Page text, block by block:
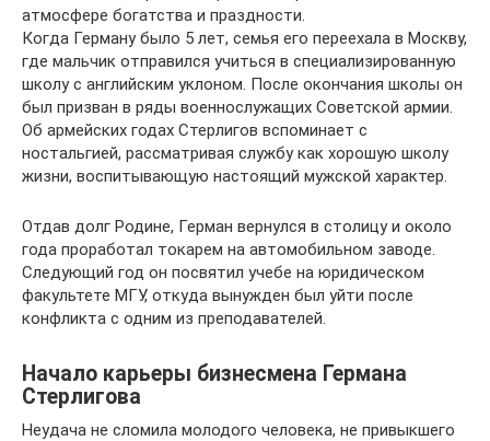
атмосфере богатства и праздности.
Когда Герману было 5 лет, семья его переехала в Москву,
где мальчик отправился учиться в специализированную
школу с английским уклоном. После окончания школы он
был призван в ряды военнослужащих Советской армии.
Об армейских годах Стерлигов вспоминает с
ностальгией, рассматривая службу как хорошую школу
жизни, воспитывающую настоящий мужской характер.
Отдав долг Родине, Герман вернулся в столицу и около
года проработал токарем на автомобильном заводе.
Следующий год он посвятил учебе на юридическом
факультете МГУ, откуда вынужден был уйти после
конфликта с одним из преподавателей.
Начало карьеры бизнесмена Германа
Стерлигова
Неудача не сломила молодого человека, не привыкшего